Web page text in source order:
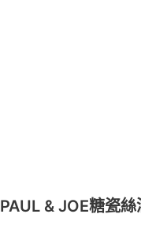
PAUL & JOE糖瓷